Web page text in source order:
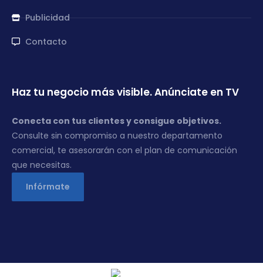
Publicidad
Contacto
Haz tu negocio más visible. Anúnciate en TV
Conecta con tus clientes y consigue objetivos.
Consulte sin compromiso a nuestro departamento
comercial, te asesorarán con el plan de comunicación
que necesitas.
Infórmate